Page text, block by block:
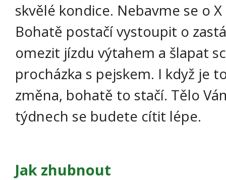
skvělé kondice. Nebavme se o
Bohatě postačí vystoupit o
omezit jízdu výtahem a šlapat
procházka s pejskem. I když je
změna, bohatě to stačí. Tělo
týdnech se budete cítit lépe.
Jak zhubnout